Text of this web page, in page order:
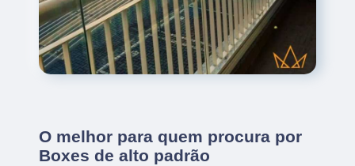
O melhor para quem procura por
Boxes de alto padrão